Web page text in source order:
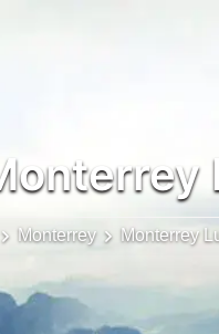
Monterrey Monterrey